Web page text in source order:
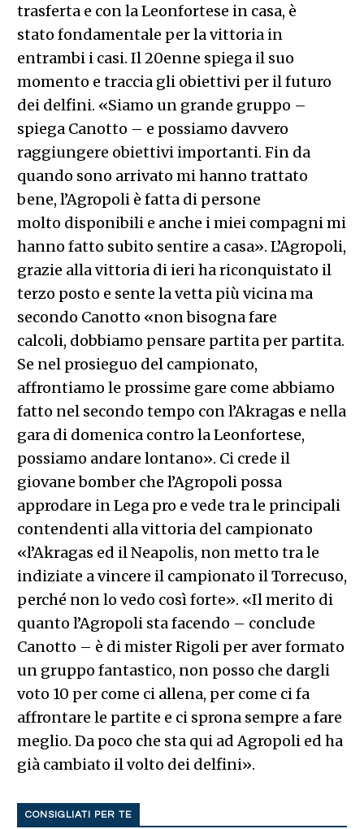
trasferta e con la Leonfortese in casa, è
stato fondamentale per la vittoria in
entrambi i casi. Il 20enne spiega il suo
momento e traccia gli obiettivi per il futuro
dei delfini. «Siamo un grande gruppo –
spiega Canotto – e possiamo davvero
raggiungere obiettivi importanti. Fin da
quando sono arrivato mi hanno trattato
bene, l’Agropoli è fatta di persone
molto disponibili e anche i miei compagni mi
hanno fatto subito sentire a casa». L’Agropoli,
grazie alla vittoria di ieri ha riconquistato il
terzo posto e sente la vetta più vicina ma
secondo Canotto «non bisogna fare
calcoli, dobbiamo pensare partita per partita.
Se nel prosieguo del campionato,
affrontiamo le prossime gare come abbiamo
fatto nel secondo tempo con l’Akragas e nella
gara di domenica contro la Leonfortese,
possiamo andare lontano». Ci crede il
giovane bomber che l’Agropoli possa
approdare in Lega pro e vede tra le principali
contendenti alla vittoria del campionato
«l’Akragas ed il Neapolis, non metto tra le
indiziate a vincere il campionato il Torrecuso,
perché non lo vedo così forte». «Il merito di
quanto l’Agropoli sta facendo – conclude
Canotto – è di mister Rigoli per aver formato
un gruppo fantastico, non posso che dargli
voto 10 per come ci allena, per come ci fa
affrontare le partite e ci sprona sempre a fare
meglio. Da poco che sta qui ad Agropoli ed ha
già cambiato il volto dei delfini».
CONSIGLIATI PER TE